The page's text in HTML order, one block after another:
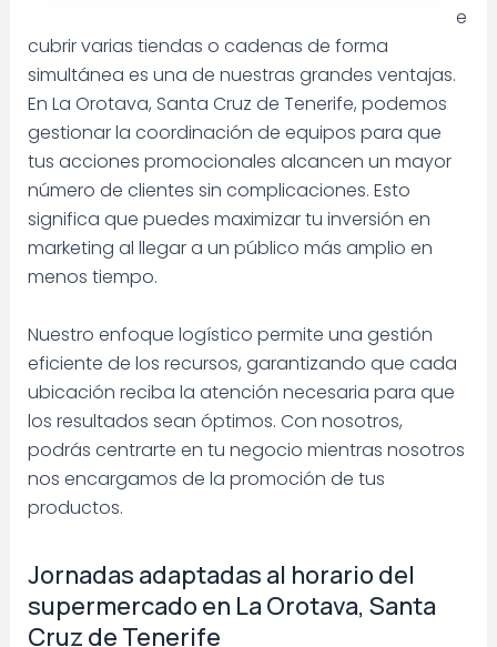
e
cubrir varias tiendas o cadenas de forma
simultánea es una de nuestras grandes ventajas.
En La Orotava, Santa Cruz de Tenerife, podemos
gestionar la coordinación de equipos para que
tus acciones promocionales alcancen un mayor
número de clientes sin complicaciones. Esto
significa que puedes maximizar tu inversión en
marketing al llegar a un público más amplio en
menos tiempo.
Nuestro enfoque logístico permite una gestión
eficiente de los recursos, garantizando que cada
ubicación reciba la atención necesaria para que
los resultados sean óptimos. Con nosotros,
podrás centrarte en tu negocio mientras nosotros
nos encargamos de la promoción de tus
productos.
Jornadas adaptadas al horario del
supermercado en La Orotava, Santa
Cruz de Tenerife